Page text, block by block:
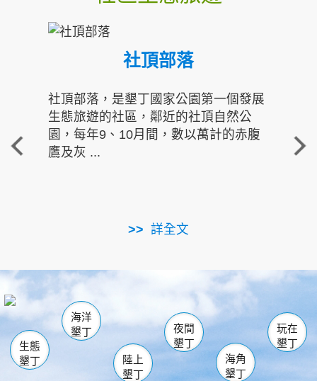
社頂部落
社頂部落，是墾丁國家公園第一個發展
生態旅遊的社區，鄰近的社頂自然公
園，每年9、10月間，數以萬計的赤腹
鷹及灰 ...
詳全文
重
走進
南仁湖
海生館
恆春 佳樂水
龍鑾潭自然中心 森林遊樂區
瓊麻館
關山 墾管處遊客中心
社頂公園 風吹沙
船帆石
白砂 龍磐公園
香蕉灣
砂島
鵝鑾鼻
生態
墾丁
海洋
墾丁
陸上
墾丁
夜間
墾丁
海角
墾丁
玩在
墾丁